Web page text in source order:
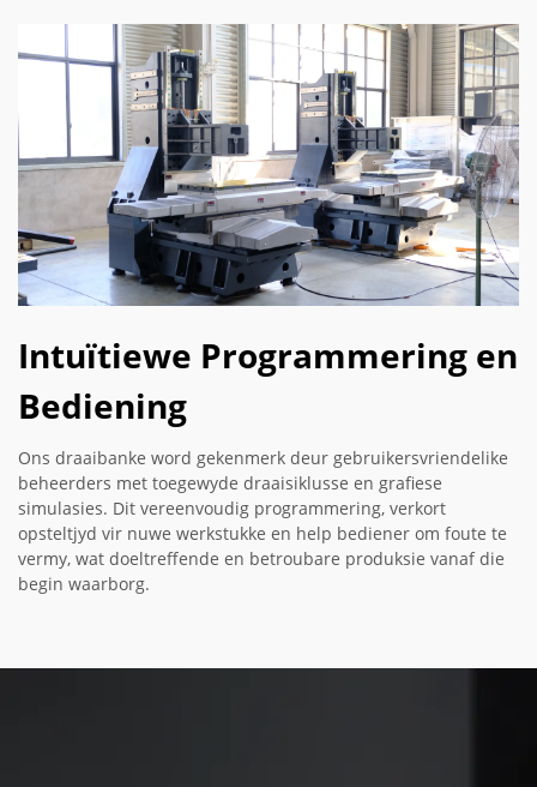
Intuïtiewe Programmering en
Bediening
Ons draaibanke word gekenmerk deur gebruikersvriendelike
beheerders met toegewyde draaisiklusse en grafiese
simulasies. Dit vereenvoudig programmering, verkort
opsteltjyd vir nuwe werkstukke en help bediener om foute te
vermy, wat doeltreffende en betroubare produksie vanaf die
begin waarborg.